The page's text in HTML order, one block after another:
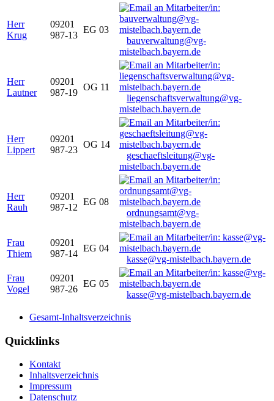
Herr
Krug
09201
987-13
EG 03
bauverwaltung@vg-
mistelbach.bayern.de
Herr
Lautner
09201
987-19
OG 11
liegenschaftsverwaltung@vg-
mistelbach.bayern.de
Herr
Lippert
09201
987-23
OG 14
geschaeftsleitung@vg-
mistelbach.bayern.de
Herr
Rauh
09201
987-12
EG 08
ordnungsamt@vg-
mistelbach.bayern.de
Frau
Thiem
09201
987-14
EG 04
kasse@vg-mistelbach.bayern.de
Frau
Vogel
09201
987-26
EG 05
kasse@vg-mistelbach.bayern.de
Gesamt-Inhaltsverzeichnis
Quicklinks
Kontakt
Inhaltsverzeichnis
Impressum
Datenschutz